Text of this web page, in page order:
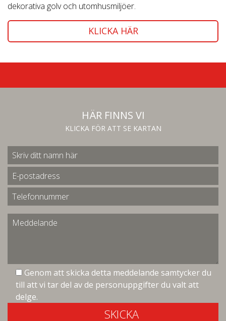
dekorativa golv och utomhusmiljöer.
KLICKA HÄR
HÄR FINNS VI
KLICKA FÖR ATT SE KARTAN
Genom att skicka detta meddelande samtycker du
till att vi tar del av de personuppgifter du valt att
delge.
SKICKA